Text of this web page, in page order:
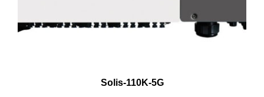
Solis-110K-5G